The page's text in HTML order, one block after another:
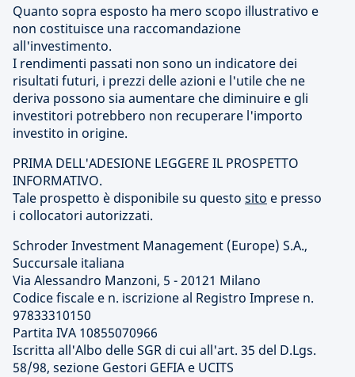
Quanto sopra esposto ha mero scopo illustrativo e
non costituisce una raccomandazione
all'investimento.
I rendimenti passati non sono un indicatore dei
risultati futuri, i prezzi delle azioni e l'utile che ne
deriva possono sia aumentare che diminuire e gli
investitori potrebbero non recuperare l'importo
investito in origine.
PRIMA DELL'ADESIONE LEGGERE IL PROSPETTO
INFORMATIVO.
Tale prospetto è disponibile su questo sito e presso
i collocatori autorizzati.
Schroder Investment Management (Europe) S.A.,
Succursale italiana
Via Alessandro Manzoni, 5 - 20121 Milano
Codice fiscale e n. iscrizione al Registro Imprese n.
97833310150
Partita IVA 10855070966
Iscritta all'Albo delle SGR di cui all'art. 35 del D.Lgs.
58/98, sezione Gestori GEFIA e UCITS